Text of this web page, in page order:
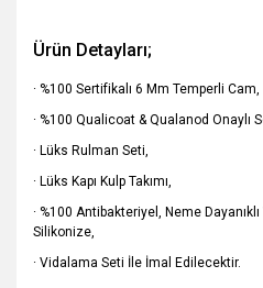
Ürün Detayları;
· %100 Sertifikalı 6 Mm Temperli Cam,
· %100 Qualicoat & Qualanod Onaylı
· Lüks Rulman Seti,
· Lüks Kapı Kulp Takımı,
· %100 Antibakteriyel, Neme
Silikonize,
· Vidalama Seti İle İmal Edilecektir.